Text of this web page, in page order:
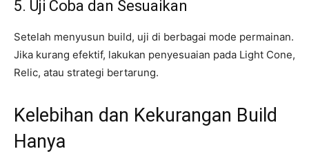
5. Uji Coba dan Sesuaikan
Setelah menyusun build, uji di berbagai mode permainan.
Jika kurang efektif, lakukan penyesuaian pada Light Cone,
Relic, atau strategi bertarung.
Kelebihan dan Kekurangan Build
Hanya